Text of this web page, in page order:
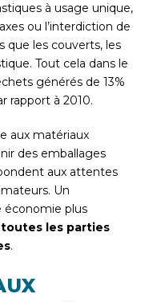
à usage unique,
ou l’interdiction de
que les couverts, les
Tout cela dans le
générés de 13%
rapport à 2010.
aux matériaux
des emballages
aux attentes
Un
économie plus
les parties
.